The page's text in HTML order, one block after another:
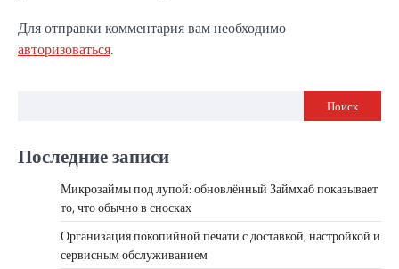
Для отправки комментария вам необходимо
авторизоваться.
Поиск
Последние записи
Микрозаймы под лупой: обновлённый Займхаб показывает
то, что обычно в сносках
Организация покопийной печати с доставкой, настройкой и
сервисным обслуживанием